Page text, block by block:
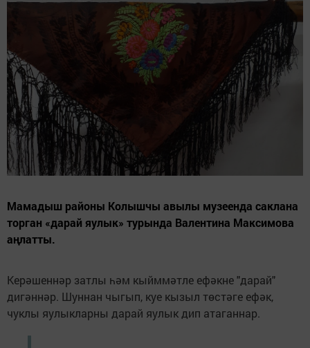
Мамадыш районы Колышчы авылы музеенда саклана
торган «дарай яулык» турында Валентина Максимова
аңлатты.
Керәшеннәр затлы һәм кыйммәтле ефәкне "дарай"
дигәннәр. Шуннан чыгып, куе кызыл төстәге ефәк,
чуклы яулыкларны дарай яулык дип атаганнар.